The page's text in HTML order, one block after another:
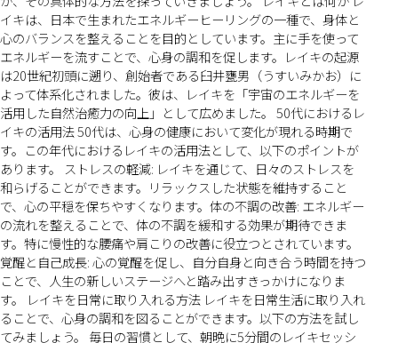
イキは、日本で生まれたエネルギーヒーリングの一種で、身体と
心のバランスを整えることを目的としています。主に手を使って
エネルギーを流すことで、心身の調和を促します。レイキの起源
は20世紀初頭に遡り、創始者である臼井甕男（うすいみかお）に
よって体系化されました。彼は、レイキを「宇宙のエネルギーを
活用した自然治癒力の向上」として広めました。 50代におけるレ
イキの活用法 50代は、心身の健康において変化が現れる時期で
す。この年代におけるレイキの活用法として、以下のポイントが
あります。 ストレスの軽減: レイキを通じて、日々のストレスを
和らげることができます。リラックスした状態を維持すること
で、心の平穏を保ちやすくなります。体の不調の改善: エネルギー
の流れを整えることで、体の不調を緩和する効果が期待できま
す。特に慢性的な腰痛や肩こりの改善に役立つとされています。
覚醒と自己成長: 心の覚醒を促し、自分自身と向き合う時間を持つ
ことで、人生の新しいステージへと踏み出すきっかけになりま
す。 レイキを日常に取り入れる方法 レイキを日常生活に取り入れ
ることで、心身の調和を図ることができます。以下の方法を試し
てみましょう。 毎日の習慣として、朝晩に5分間のレイキセッシ